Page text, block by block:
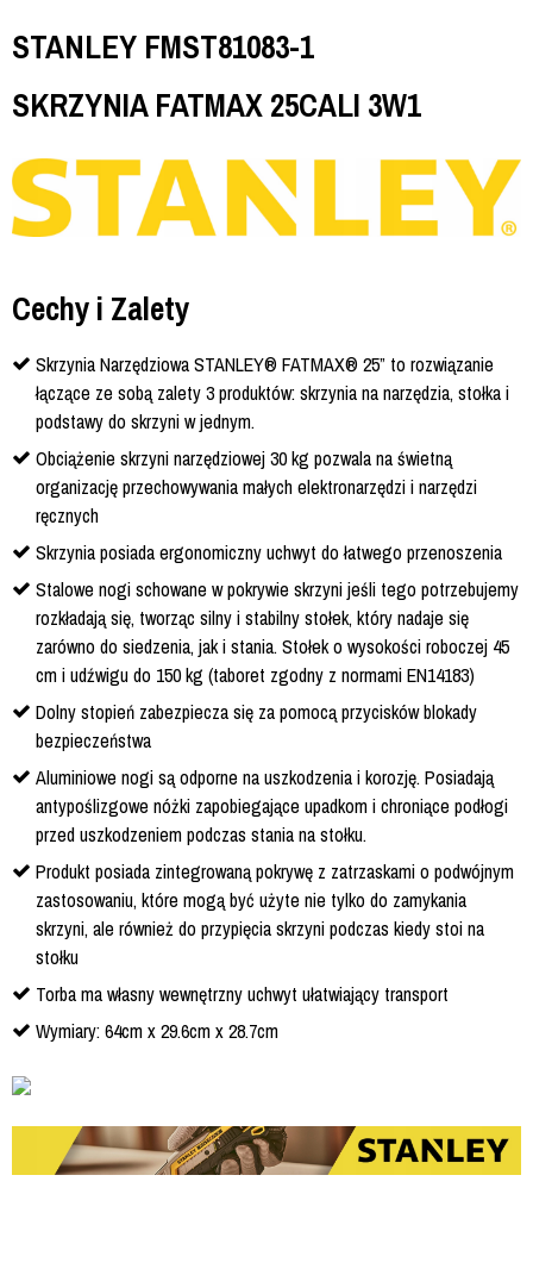
STANLEY FMST81083-1
SKRZYNIA FATMAX 25CALI 3W1
Cechy i Zalety
Skrzynia Narzędziowa STANLEY® FATMAX® 25” to rozwiązanie
łączące ze sobą zalety 3 produktów: skrzynia na narzędzia, stołka i
podstawy do skrzyni w jednym.
Obciążenie skrzyni narzędziowej 30 kg pozwala na świetną
organizację przechowywania małych elektronarzędzi i narzędzi
ręcznych
Skrzynia posiada ergonomiczny uchwyt do łatwego przenoszenia
Stalowe nogi schowane w pokrywie skrzyni jeśli tego potrzebujemy
rozkładają się, tworząc silny i stabilny stołek, który nadaje się
zarówno do siedzenia, jak i stania. Stołek o wysokości roboczej 45
cm i udźwigu do 150 kg (taboret zgodny z normami EN14183)
Dolny stopień zabezpiecza się za pomocą przycisków blokady
bezpieczeństwa
Aluminiowe nogi są odporne na uszkodzenia i korozję. Posiadają
antypoślizgowe nóżki zapobiegające upadkom i chroniące podłogi
przed uszkodzeniem podczas stania na stołku.
Produkt posiada zintegrowaną pokrywę z zatrzaskami o podwójnym
zastosowaniu, które mogą być użyte nie tylko do zamykania
skrzyni, ale również do przypięcia skrzyni podczas kiedy stoi na
stołku
Torba ma własny wewnętrzny uchwyt ułatwiający transport
Wymiary: 64cm x 29.6cm x 28.7cm